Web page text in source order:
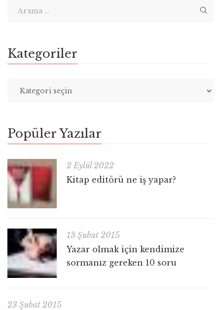
Kategoriler
Popüler Yazılar
2 Eylül 2022
Kitap editörü ne iş yapar?
13 Şubat 2015
Yazar olmak için kendimize
sormanız gereken 10 soru
23 Şubat 2015